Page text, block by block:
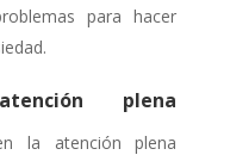
para hacer
plena
la atención plena